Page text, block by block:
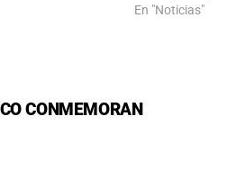
En "Noticias"
CONMEMORAN